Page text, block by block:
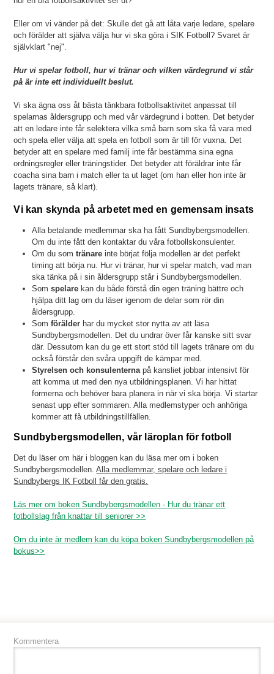
Eller om vi vänder på det: Skulle det gå att låtavarje ledare, spelare
och förälder att själva välja hur vi ska göra i SIK Fotboll?Svaret är
självklart "nej".
Hur vi spelar fotboll, hur vi tränar och vilken värdegrund vi står
på är inte ett individuellt beslut.
Vi ska ägna oss åt bästa tänkbara fotbollsaktivitet anpassat till
spelarnas åldersgrupp och med vår värdegrund i botten. Det betyder
att en ledare inte får selektera vilka små barn som ska få vara med
och spela eller välja att spela en fotboll som är till för vuxna.
Det
betyder att en spelare med familj inte får bestämma sina egna
ordningsregler eller träningstider. Det betyder attföräldrar inte får
coacha sina barn i match eller ta ut laget (om han eller hon inte är
lagets tränare, så klart).
Vi kan skynda på arbetet med en gemensam insats
Alla betalande medlemmar ska ha fått Sundbybergsmodellen.
Om du inte fått den kontaktar du våra fotbollskonsulenter.
Om du somtränareinte börjat följa modellen är det perfekt
timing att börja nu. Hur vi tränar, hur vi spelar match, vad man
ska tänka på i sin åldersgrupp står i Sundbybergsmodellen.
Somspelare kan du både förstå din egen träning bättre och
hjälpa ditt lag om du läser igenom de delar som rör din
åldersgrupp.
Somförälder har du mycket stor nytta av att läsa
Sundbybergsmodellen. Det du undrar över får kanske sitt svar
där. Dessutom kan du ge ett stort stöd till lagets tränare om du
också förstår den svåra uppgift de kämpar med.
Styrelsen och konsulenterna på kansliet jobbar intensivt för
att komma ut med den nya utbildningsplanen. Vi har hittat
formerna och behöver bara planera in när vi ska börja. Vi startar
senast upp efter sommaren. Alla medlemstyper och anhöriga
kommer att få utbildningstillfällen.
Sundbybergsmodellen, vår läroplan för fotboll
Det du läser om här i bloggen kan du läsa mer om i boken
Sundbybergsmodellen.Alla medlemmar, spelare och ledare i
Sundbybergs IK Fotboll får den gratis.
Läs mer om boken Sundbybergsmodellen - Hur du tränar ett
fotbollslag från knattar till seniorer >>
Om du inte är medlem kan du köpa boken Sundbybergsmodellen på
bokus>>
Kommentera